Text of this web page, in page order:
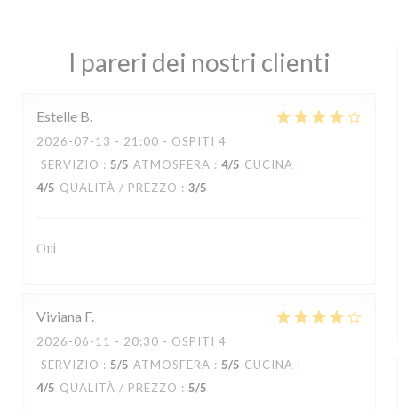
I pareri dei nostri clienti
Estelle B
2026-07-13 - 21:00 - OSPITI 4
SERVIZIO : 5/5 ATMOSFERA : 4/5 CUCINA :
4/5 QUALITÀ / PREZZO : 3/5
Oui
Viviana F
2026-06-11 - 20:30 - OSPITI 4
SERVIZIO : 5/5 ATMOSFERA : 5/5 CUCINA :
4/5 QUALITÀ / PREZZO : 5/5